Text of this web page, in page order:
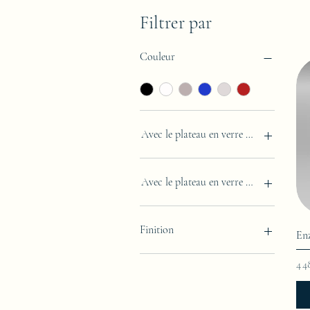
Filtrer par
Couleur
Avec le plateau en verre oval
Non
Oui
Avec le plateau en verre ovale
Non
Oui
Finition
Finition Laquée 4